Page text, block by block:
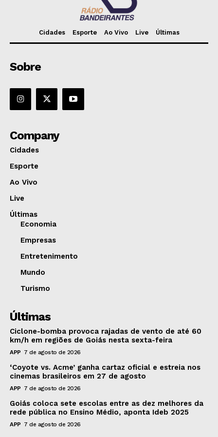
Cidades Esporte Ao Vivo Live Últimas
Sobre
Company
Cidades
Esporte
Ao Vivo
Live
Últimas
Economia
Empresas
Entretenimento
Mundo
Turismo
Últimas
Ciclone-bomba provoca rajadas de vento de até 60
km/h em regiões de Goiás nesta sexta-feira
APP 7 de agosto de 2026
‘Coyote vs. Acme’ ganha cartaz oficial e estreia nos
cinemas brasileiros em 27 de agosto
APP 7 de agosto de 2026
Goiás coloca sete escolas entre as dez melhores da
rede pública no Ensino Médio, aponta Ideb 2025
APP 7 de agosto de 2026